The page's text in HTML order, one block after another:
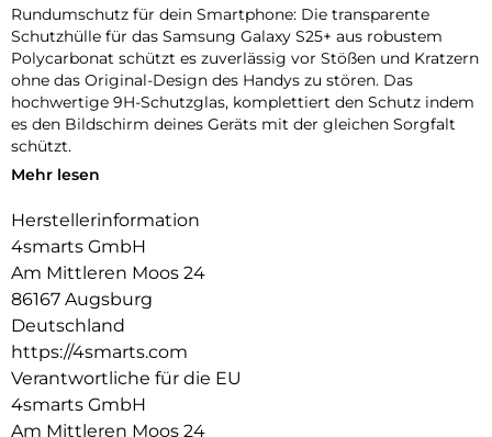
Rundumschutz für dein Smartphone: Die transparente
Schutzhülle für das Samsung Galaxy S25+ aus robustem
Polycarbonat schützt es zuverlässig vor Stößen und Kratzern
ohne das Original-Design des Handys zu stören. Das
hochwertige 9H-Schutzglas, komplettiert den Schutz indem
es den Bildschirm deines Geräts mit der gleichen Sorgfalt
schützt.
Unbeeinträchtigte Bedienung:
optimalen Schutz für dein Gerät, ohne die Bedienbarkeit
einzuschränken. Während die Hülle es vor Stößen und
Kratzern bewahrt, schützt das Schutzglas das Display, ohne
die Touchscreen-Funktionalität zu beeinträchtigen. Erlebe
uneingeschränkte Nutzung und maximalen Schutz in einem
Produkt.
Transparente Eleganz:
Entdecke den Vorteil von Schutz und Ästhetik mit unserer
Mehr lesen
Herstellerinformation
4smarts GmbH
Am Mittleren Moos 24
86167 Augsburg
Deutschland
https://4smarts.com
Verantwortliche für die EU
4smarts GmbH
Am Mittleren Moos 24